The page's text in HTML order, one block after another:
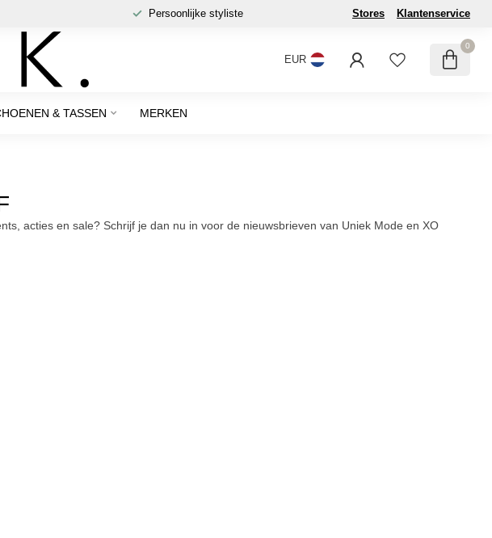
Persoonlijke styliste Stores Klantenservice
EUR
0
& TASSEN MERKEN
acties en sale? Schrijf je dan nu in voor de nieuwsbrieven van Uniek Mode en XO